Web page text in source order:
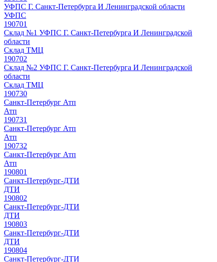
УФПС Г. Санкт-Петербурга И Ленинградской области
УФПС
190701
Склад №1 УФПС Г. Санкт-Петербурга И Ленинградской
области
Склад ТМЦ
190702
Склад №2 УФПС Г. Санкт-Петербурга И Ленинградской
области
Склад ТМЦ
190730
Санкт-Петербург Атп
Атп
190731
Санкт-Петербург Атп
Атп
190732
Санкт-Петербург Атп
Атп
190801
Санкт-Петербург-ДТИ
ДТИ
190802
Санкт-Петербург-ДТИ
ДТИ
190803
Санкт-Петербург-ДТИ
ДТИ
190804
Санкт-Петербург-ДТИ